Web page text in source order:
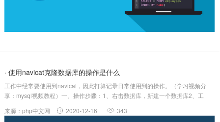
· 使用navicat克隆数据库的操作是什么
工作中经常要使用到navicat，因此打算记录日常使用到的操作。（学习视频分
享：mysql视频教程）一、操作步骤：1、右击数据库，新建一个数据库2、工
来源：php中文网 2020-12-16 343